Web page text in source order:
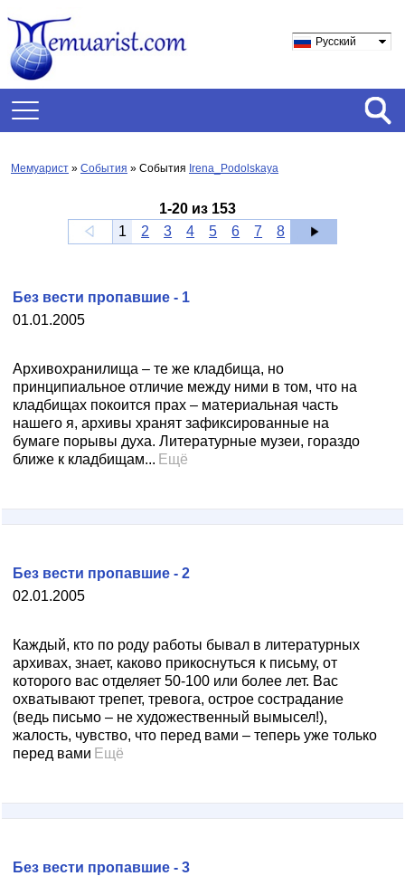
Русский
Мемуарист » События » События Irena_Podolskaya
1-20 из 153
1
2 3 4 5 6 7 8
01.01.2005
Без вести пропавшие - 1
Архивохранилища – те же кладбища, но
принципиальное отличие между ними в том, что на
кладбищах покоится прах – материальная часть
нашего я, архивы хранят зафиксированные на
бумаге порывы духа. Литературные музеи, гораздо
ближе к кладбищам... Ещё
02.01.2005
Без вести пропавшие - 2
Каждый, кто по роду работы бывал в литературных
архивах, знает, каково прикоснуться к письму, от
которого вас отделяет 50-100 или более лет. Вас
охватывают трепет, тревога, острое сострадание
(ведь письмо – не художественный вымысел!),
жалость, чувство, что перед вами – теперь уже только
перед вами Ещё
Без вести пропавшие - 3